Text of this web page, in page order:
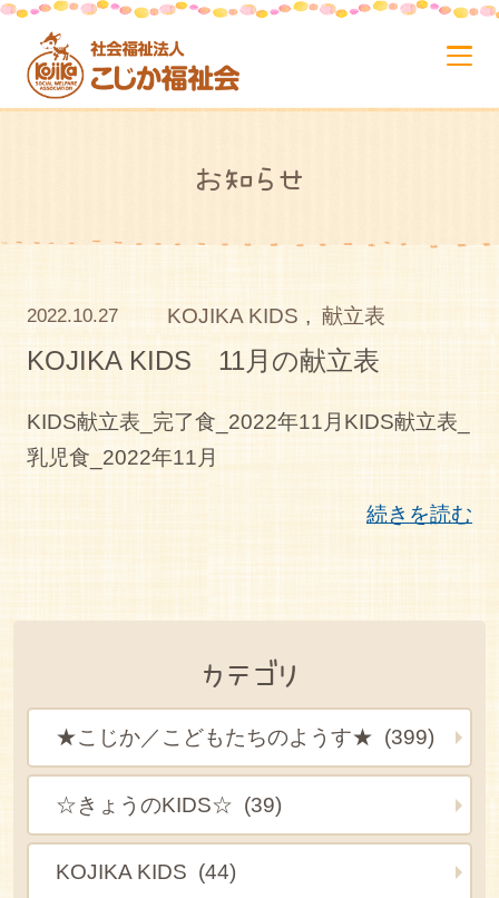
お知らせ
2022.10.27 KOJIKA KIDS , 献立表
KOJIKA KIDS 11月の献立表
KIDS献立表_完了食_2022年11月KIDS献立表_
乳児食_2022年11月
続きを読む
カテゴリ
★こじか／こどもたちのようす★ (399)
☆きょうのKIDS☆ (39)
KOJIKA KIDS (44)